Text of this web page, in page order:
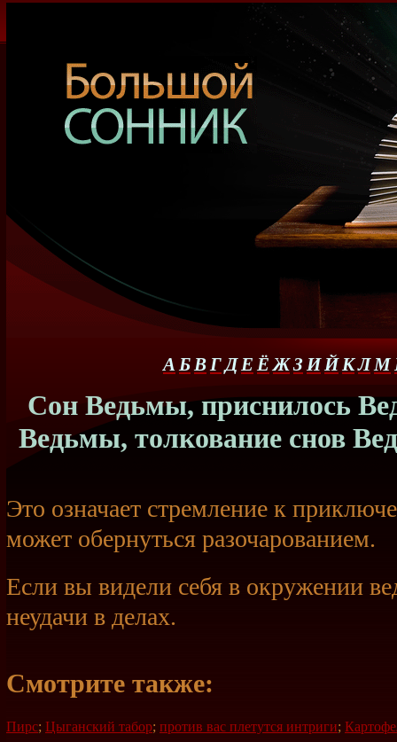
А БВГДЕ Ё ЖЗ ИЙКЛМ
Сон Ведьмы, приснилось
Ведьмы, толкование снов
Это означает стремление к
может обернуться разочарованием.
Если вы видели себя в окружении
неудачи в делах.
Смотрите также:
Пирс; Цыганский табор; против вас плетутся интриги;